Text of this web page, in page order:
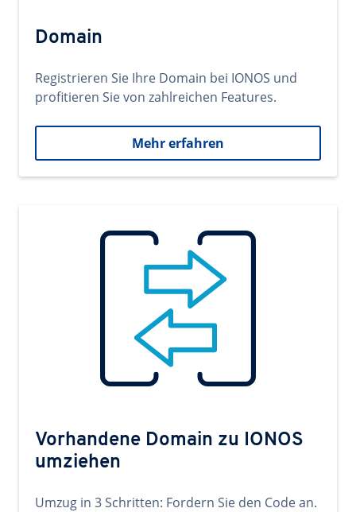
Domain
Registrieren Sie Ihre Domain bei IONOS und
profitieren Sie von zahlreichen Features.
Mehr erfahren
Vorhandene Domain zu IONOS
umziehen
Umzug in 3 Schritten: Fordern Sie den Code an.